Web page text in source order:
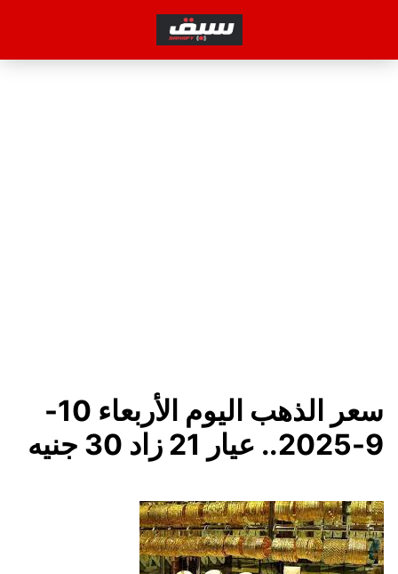
سعر الذهب اليوم الأربعاء 10-
9-2025.. عيار 21 زاد 30 جنيه